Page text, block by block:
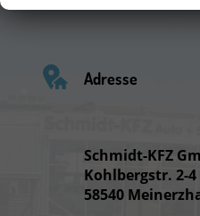
Adresse
Schmidt-KFZ
Kohlbergstr. 2-4
58540